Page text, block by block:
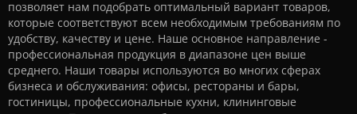
позволяет нам подобрать оптимальный вариант товаров,
которые соответствуют всем необходимым требованиям по
удобству, качеству и цене. Наше основное направление -
профессиональная продукция в диапазоне цен выше
среднего. Наши товары используются во многих сферах
бизнеса и обслуживания: офисы, рестораны и бары,
гостиницы, профессиональные кухни, клининговые